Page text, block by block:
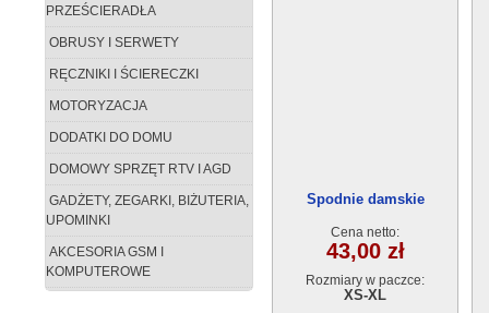
PRZEŚCIERADŁA
OBRUSY I SERWETY
RĘCZNIKI I ŚCIERECZKI
MOTORYZACJA
DODATKI DO DOMU
DOMOWY SPRZĘT RTV I AGD
GADŻETY, ZEGARKI, BIŻUTERIA,
UPOMINKI
AKCESORIA GSM I
KOMPUTEROWE
Spodnie damskie
Cena netto:
43,00 zł
Rozmiary w paczce:
XS-XL